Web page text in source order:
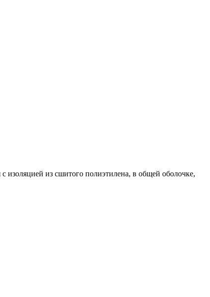
изоляцией из сшитого полиэтилена, в общей оболочке,